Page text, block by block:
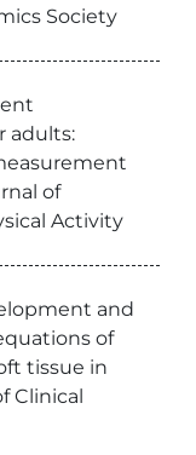
Society
adults:
of
Activity
and
of
tissue in
Clinical